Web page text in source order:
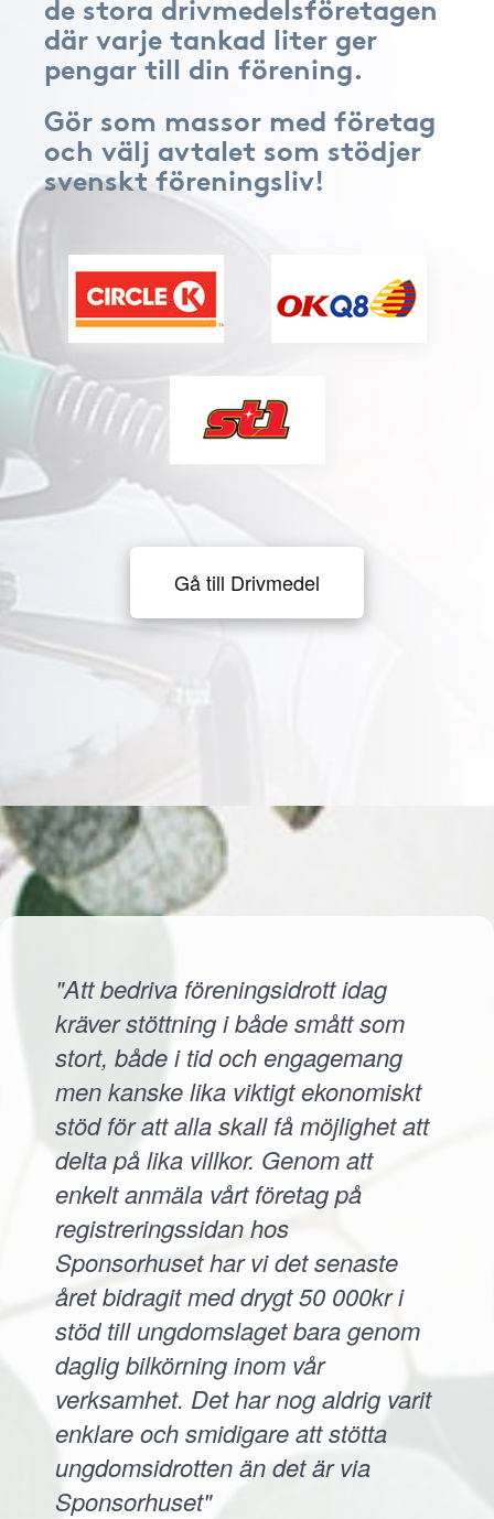
där varje tankad liter ger
pengar till din förening.
Gör som massor med företag
och välj avtalet som stödjer
svenskt föreningsliv!
Gå till Drivmedel
"Att bedriva föreningsidrott idag
kräver stöttning i både smått som
stort, både i tid och engagemang
men kanske lika viktigt ekonomiskt
stöd för att alla skall få möjlighet att
delta på lika villkor. Genom att
enkelt anmäla vårt företag på
registreringssidan hos
Sponsorhuset har vi det senaste
året bidragit med drygt 50 000kr i
stöd till ungdomslaget bara genom
daglig bilkörning inom vår
verksamhet. Det har nog aldrig varit
enklare och smidigare att stötta
ungdomsidrotten än det är via
Sponsorhuset"